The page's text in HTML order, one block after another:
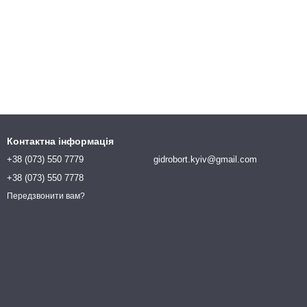
Контактна інформація
+38 (073) 550 7779
+38 (073) 550 7778
Передзвонити вам?
gidrobort.kyiv@gmail.com